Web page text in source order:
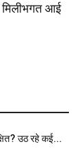
मिलीभगत आई
उठ रहे कई...